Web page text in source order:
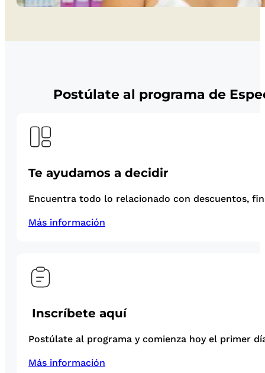
Postúlate al programa de
Te ayudamos a decidir
Encuentra todo lo relacionado con descuentos,
Más información
Inscríbete aquí
Postúlate al programa y comienza hoy el primer
Más información